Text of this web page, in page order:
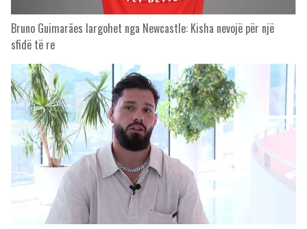
Bruno Guimarães largohet nga Newcastle: Kisha nevojë për një
sfidë të re